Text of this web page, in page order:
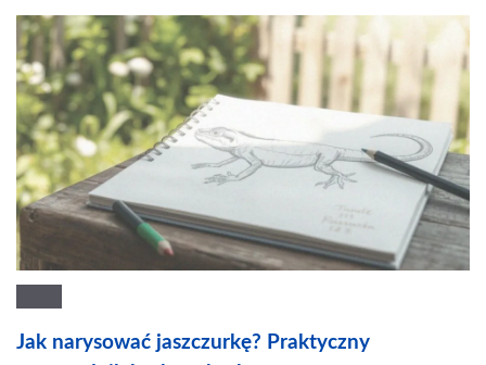
Jak narysować jaszczurkę? Praktyczny